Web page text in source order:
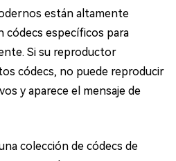
están altamente
códecs específicos para
Si su reproductor
códecs, no puede reproducir
y aparece el mensaje de
colección de códecs de